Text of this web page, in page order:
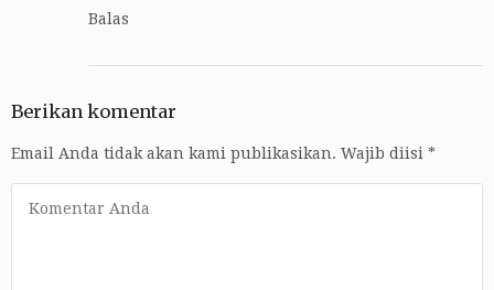
Balas
Berikan komentar
Email Anda tidak akan kami publikasikan. Wajib diisi *